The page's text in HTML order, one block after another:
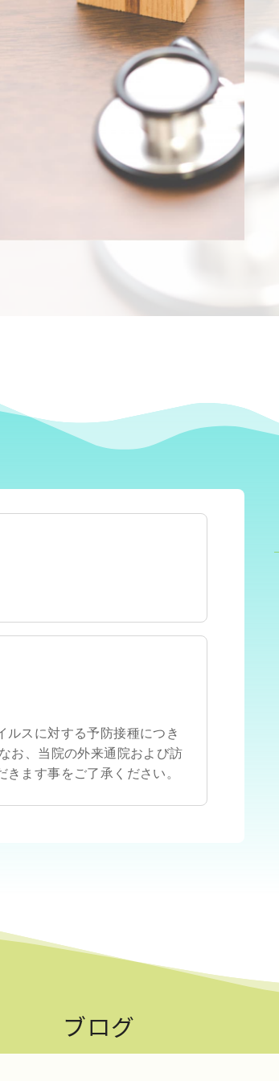
ルスに対する予防接種につき
お、当院の外来通院および訪
ます事をご了承ください。
ブログ